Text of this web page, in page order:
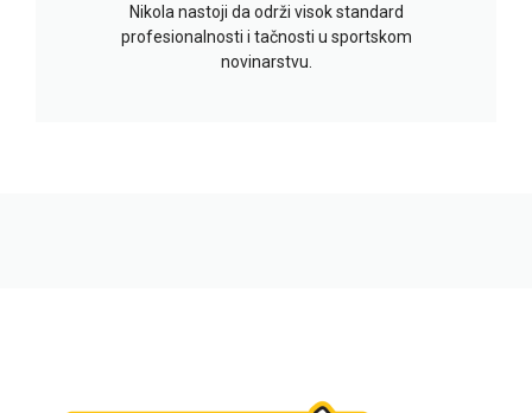
Nikola nastoji da održi visok standard
profesionalnosti i tačnosti u sportskom
novinarstvu.